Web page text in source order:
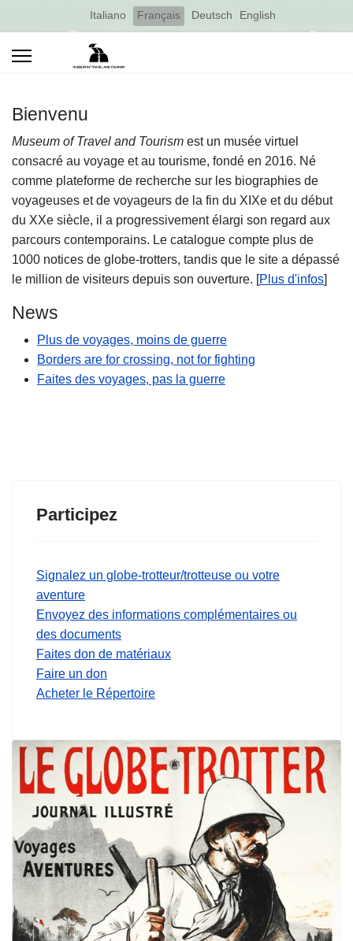
Select your language
Italiano Français Deutsch English
Bienvenu
Museum of Travel and Tourism est un musée virtuel
consacré au voyage et au tourisme, fondé en 2016. Né
comme plateforme de recherche sur les biographies de
voyageuses et de voyageurs de la fin du XIXe et du début
du XXe siècle, il a progressivement élargi son regard aux
parcours contemporains. Le catalogue compte plus de
1000 notices de globe-trotters, tandis que le site a dépassé
le million de visiteurs depuis son ouverture. [Plus d'infos]
News
Plus de voyages, moins de guerre
Borders are for crossing, not for fighting
Faites des voyages, pas la guerre
Participez
Signalez un globe-trotteur/trotteuse ou votre
aventure
Envoyez des informations complémentaires ou
des documents
Faites don de matériaux
Faire un don
Acheter le Répertoire